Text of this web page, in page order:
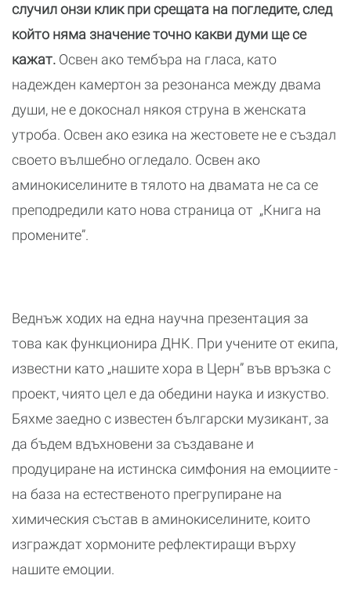
случил онзи клик при срещата на погледите, след
който няма значение точно какви думи ще се
кажат. Освен ако тембъра на гласа, като
надежден камертон за резонанса между двама
души, не е докоснал някоя струна в женската
утроба. Освен ако езика на жестовете не е създал
своето вълшебно огледало. Освен ако
аминокиселините в тялото на двамата не са се
преподредили като нова страница от „Книга на
промените”.
Веднъж ходих на една научна презентация за
това как функционира ДНК. При учените от екипа,
известни като „нашите хора в Церн” във връзка с
проект, чиято цел е да обедини наука и изкуство.
Бяхме заедно с известен български музикант, за
да бъдем вдъхновени за създаване и
продуциране на истинска симфония на емоциите -
на база на естественото прегрупиране на
химическия състав в аминокиселините, които
изграждат хормоните рефлектиращи върху
нашите емоции.